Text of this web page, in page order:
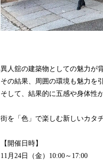
異人舘の建築物としての魅力が
その結果、周囲の環境も魅力を
そして、結果的に五感や身体性
街を「色」で楽しむ新しいカタ
【開催日時】
11月24日（金）10:00～17:00